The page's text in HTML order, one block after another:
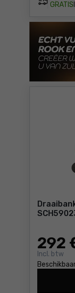
GRATIS
292
Incl. btw